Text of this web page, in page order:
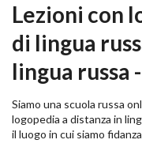
Lezioni con
di lingua
lingua russa
Siamo una scuola russa
logopedia a distanza in
il luogo in cui siamo